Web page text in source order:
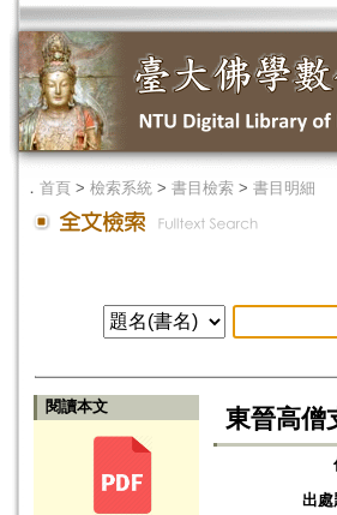
． 首頁 > 檢索系統 > 書目檢索 > 書目明細
閱讀本文 東晉高僧
出處